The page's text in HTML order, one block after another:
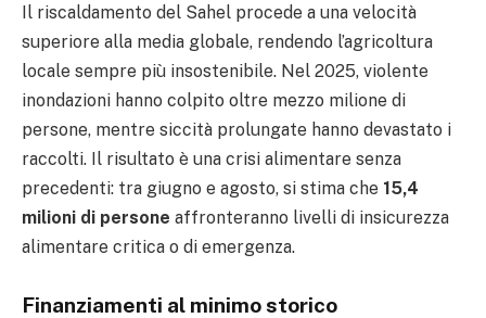
Il riscaldamento del Sahel procede a una velocità
superiore alla media globale, rendendo l’agricoltura
locale sempre più insostenibile. Nel 2025, violente
inondazioni hanno colpito oltre mezzo milione di
persone, mentre siccità prolungate hanno devastato i
raccolti. Il risultato è una crisi alimentare senza
precedenti: tra giugno e agosto, si stima che 15,4
milioni di persone affronteranno livelli di insicurezza
alimentare critica o di emergenza.
Finanziamenti al minimo storico